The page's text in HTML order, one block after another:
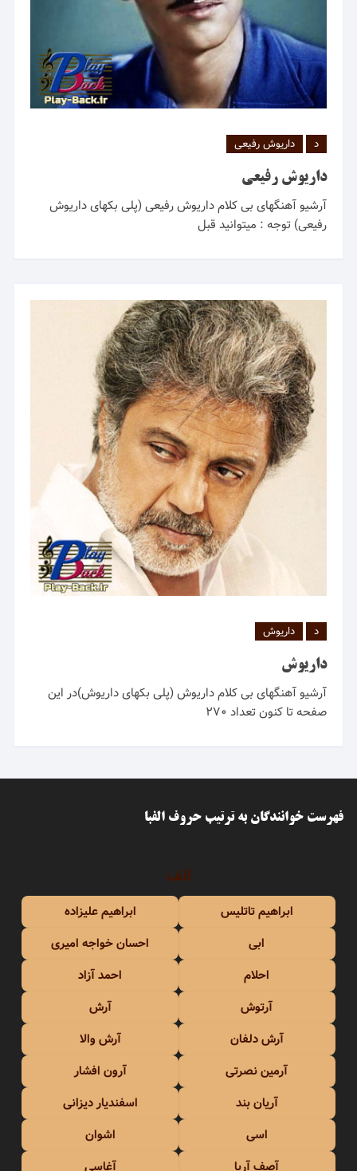
د داریوش رفیعی
داریوش رفیعی
آرشیو آهنگهای بی کلام داریوش رفیعی (پلی بکهای داریوش
رفیعی) توجه : میتوانید قبل
د داریوش
داریوش
آرشیو آهنگهای بی کلام داریوش (پلی بکهای داریوش)در این
صفحه تا کنون تعداد ۲۷۰
فهرست خوانندگان به ترتیب حروف الفبا
الف
ابراهیم تاتلیس
ابراهیم علیزاده
ابی
احسان خواجه امیری
احلام
احمد آزاد
آرتوش
آرش
آرش دلفان
آرش والا
آرمین نصرتی
آرون افشار
آریان بند
اسفندیار دیزانی
اسی
اشوان